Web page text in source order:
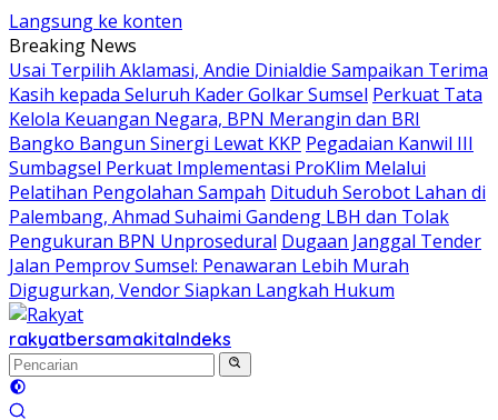
Langsung ke konten
Breaking News
Usai Terpilih Aklamasi, Andie Dinialdie Sampaikan Terima
Kasih kepada Seluruh Kader Golkar Sumsel Perkuat Tata
Kelola Keuangan Negara, BPN Merangin dan BRI
Bangko Bangun Sinergi Lewat KKP Pegadaian Kanwil III
Sumbagsel Perkuat Implementasi ProKlim Melalui
Pelatihan Pengolahan Sampah Dituduh Serobot Lahan di
Palembang, Ahmad Suhaimi Gandeng LBH dan Tolak
Pengukuran BPN Unprosedural Dugaan Janggal Tender
Jalan Pemprov Sumsel: Penawaran Lebih Murah
Digugurkan, Vendor Siapkan Langkah Hukum
rakyatbersamakitaIndeks